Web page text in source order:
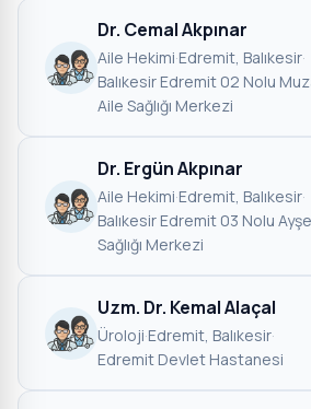
Dr. Cemal Akpınar
Aile Hekimi·Edremit, Balıkesir·
Balıkesir Edremit 02 Nolu
Aile Sağlığı Merkezi
Dr. Ergün Akpınar
Aile Hekimi·Edremit, Balıkesir·
Balıkesir Edremit 03 Nolu
Sağlığı Merkezi
Uzm. Dr. Kemal Alaçal
Üroloji·Edremit, Balıkesir·
Edremit Devlet Hastanesi